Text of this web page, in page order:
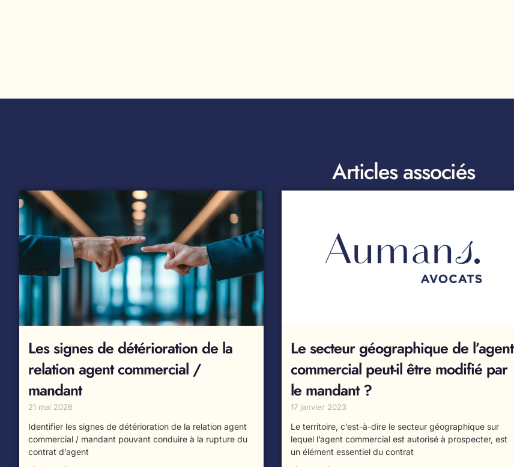
Articles associés
Les signes de détérioration de la
relation agent commercial /
mandant
21 mai 2026
Identifier les signes de détérioration de la relation agent
commercial / mandant pouvant conduire à la rupture du
contrat d’agent
Le secteur géographique de l’agent
commercial peut-il être modifié par
le mandant ?
17 janvier 2023
Le territoire, c’est-à-dire le secteur géographique sur
lequel l’agent commercial est autorisé à prospecter, est
un élément essentiel du contrat